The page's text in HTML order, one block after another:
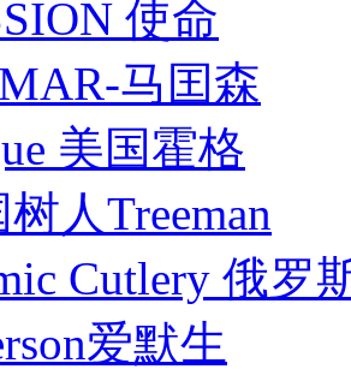
使命
马囯森
美国霍格
人Treeman
Cutlery 俄罗
爱默生